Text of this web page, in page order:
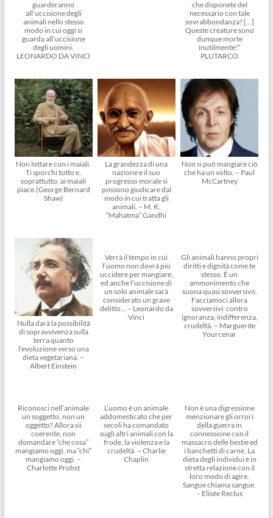
guarderanno
all’uccisione degli
animali nello stesso
modo in cui oggi si
guarda all’uccisione
degli uomini.
LEONARDO DA VINCI
che disponete del
necessario con tale
sovrabbondanza? […]
Queste creature sono
dunque morte
inutilmente!”
PLUTARCO
Non lottare con i maiali.
Ti sporchi tutto e,
soprattutto, ai maiali
piace.(George Bernard
Shaw)
La grandezza di una
nazione e il suo
progresso morale si
possono giudicare dal
modo in cui tratta gli
animali. – M. K.
“Mahatma” Gandhi
Non si può mangiare ciò
che ha un volto. – Paul
McCartney
Nulla darà la possibilità
di sopravvivenza sulla
terra quanto
l’evoluzione verso una
dieta vegetariana. –
Albert Einstein
Verrà il tempo in cui
l’uomo non dovrà più
uccidere per mangiare,
ed anche l’uccisione di
un solo animale sarà
considerato un grave
delitto… – Leonardo da
Vinci
Gli animali hanno propri
diritti e dignità come te
stesso. È un
ammonimento che
suona quasi sovversivo.
Facciamoci allora
sovversivi: contro
ignoranza, indifferenza,
crudeltà. – Marguerite
Yourcenar
Riconosci nell’animale
un soggetto, non un
oggetto? Allora sii
coerente, non
domandare “che cosa”
mangiamo oggi, ma “chi”
mangiamo oggi. –
Charlotte Probst
L’uomo è un animale
addomesticato che per
secoli ha comandato
sugli altri animali con la
frode, la violenza e la
crudeltà. – Charlie
Chaplin
Non è una digressione
menzionare gli orrori
della guerra in
connessione con il
massacro delle bestie ed
i banchetti di carne. La
dieta degli individui è in
stretta relazione con il
loro modo di agire.
Sangue chiama sangue.
– Elisée Reclus